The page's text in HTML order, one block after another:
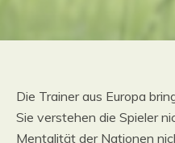
Die Trainer aus Europa
Sie verstehen die Spieler
Mentalität der Nationen